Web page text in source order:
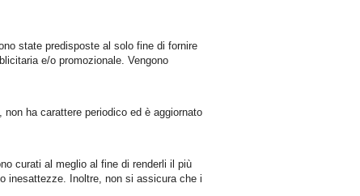
state predisposte al solo fine di fornire
e/o promozionale. Vengono
ha carattere periodico ed è aggiornato
curati al meglio al fine di renderli il più
inesattezze. Inoltre, non si assicura che i